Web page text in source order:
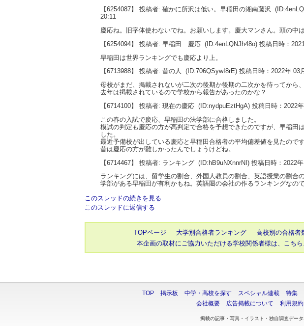
【6254087】 投稿者: 確かに所沢は低い。早稲田の湘南藤沢
20:11
慶応ね。旧字体使わないでね。お願いします。慶大マンさん。頭の中
【6254094】 投稿者: 早稲田 慶応 (ID:4enLQNJh48o) 投稿日時：
早稲田は世界ランキングでも慶応より上。
【6713988】 投稿者: 昔の人
(ID:706QSywI8rE) 投稿日時：2022年 03
母校がまだ、掲載されないが二次の後期か後期の二次かを待ってから
去年は掲載されているので学校から報告があったのかな？
【6714100】 投稿者: 現在の慶応 (ID:nydpuEztHgA) 投稿日時：2022
この春の入試で慶応、早稲田の法学部に合格しました。
模試の判定も慶応の方が高判定で合格を予想できたのですが、早稲田
した。
最近予備校が出している慶応と早稲田合格者の平均偏差値を見たので
昔は慶応の方が難しかったんでしょうけどね。
【6714467】 投稿者: ランキング (ID:hB9uNXnnrNI) 投稿日時：2022
ランキングには、留学生の割合、外国人教員の割合、英語授業の割合
学部がある早稲田が有利かもね。英語圏の会社の作るランキングなの
このスレッドの続きを見る
このスレッドに返信する
TOPページ 大学別合格者ランキング 高校別の合格者
本企画の取材にご協力いただける学校関係者様は、こちら
TOP 掲示板 中学・高校を探す スペシャル連載 特集
会社概要
広告掲載について 利用規約
掲載の記事・写真・イラスト・独自調査デー